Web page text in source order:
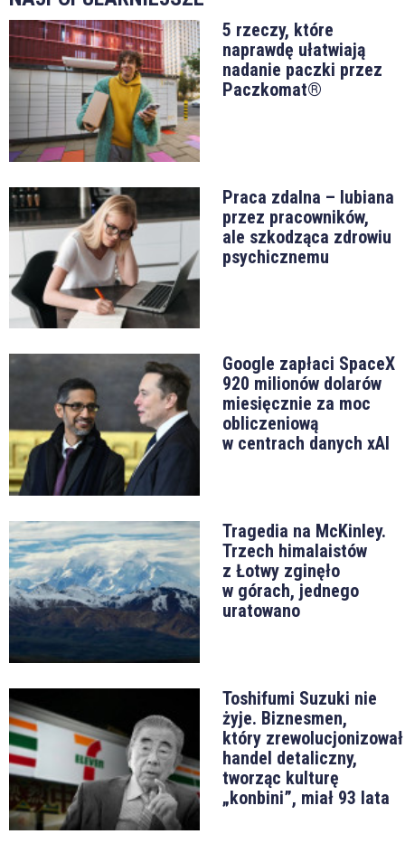
5 rzeczy, które
naprawdę ułatwiają
nadanie paczki przez
Paczkomat®
Praca zdalna – lubiana
przez pracowników,
ale szkodząca zdrowiu
psychicznemu
Google zapłaci SpaceX
920 milionów dolarów
miesięcznie za moc
obliczeniową
w centrach danych xAI
Tragedia na McKinley.
Trzech himalaistów
z Łotwy zginęło
w górach, jednego
uratowano
Toshifumi Suzuki nie
żyje. Biznesmen,
który zrewolucjonizował
handel detaliczny,
tworząc kulturę
„konbini”, miał 93 lata